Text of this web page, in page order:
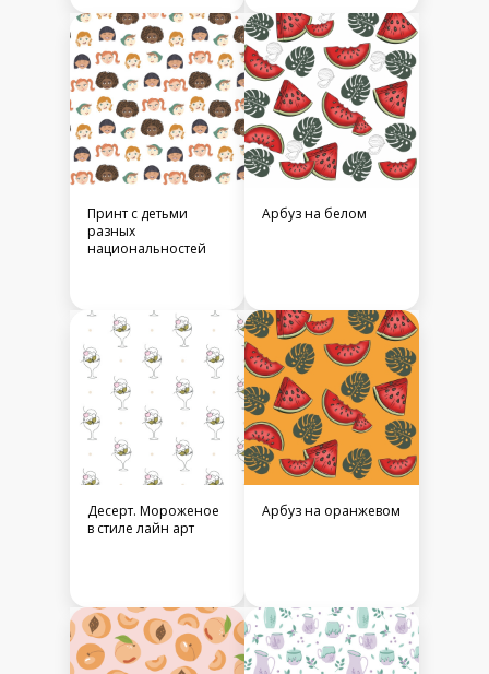
Принт с детьми
разных
национальностей
Арбуз на белом
Десерт. Мороженое
в стиле лайн арт
Арбуз на оранжевом